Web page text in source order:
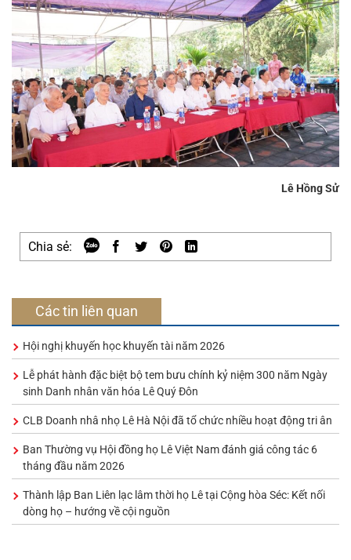
Lê Hồng Sử
Chia sẻ:
Các tin liên quan
Hội nghị khuyến học khuyến tài năm 2026
Lễ phát hành đặc biệt bộ tem bưu chính kỷ niệm 300 năm Ngày
sinh Danh nhân văn hóa Lê Quý Đôn
CLB Doanh nhâ nhọ Lê Hà Nội đã tổ chức nhiều hoạt động tri ân
Ban Thường vụ Hội đồng họ Lê Việt Nam đánh giá công tác 6
tháng đầu năm 2026
Thành lập Ban Liên lạc lâm thời họ Lê tại Cộng hòa Séc: Kết nối
dòng họ – hướng về cội nguồn